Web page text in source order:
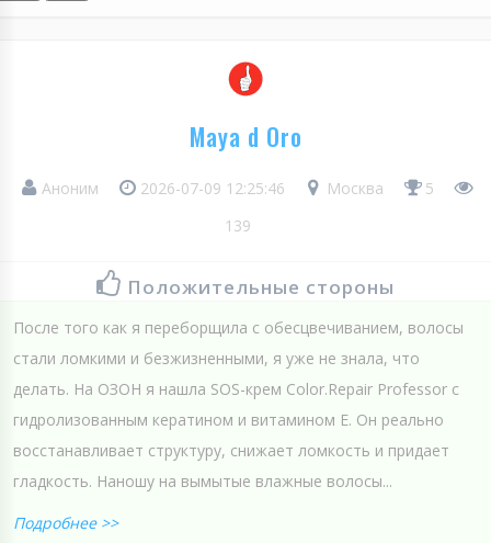
Maya d Oro
Аноним 2026-07-09 12:25:46 Москва
5
139
Положительные стороны
После того как я переборщила с обесцвечиванием, волосы
стали ломкими и безжизненными, я уже не знала, что
делать. На ОЗОН я нашла SOS-крем Color.Repair Professor с
гидролизованным кератином и витамином Е. Он реально
восстанавливает структуру, снижает ломкость и придает
гладкость. Наношу на вымытые влажные волосы...
Подробнее >>